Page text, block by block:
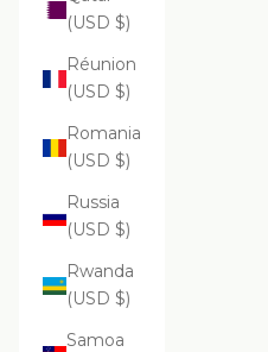
(USD $)
Réunion
(USD $)
Romania
(USD $)
Russia
(USD $)
Rwanda
(USD $)
Samoa